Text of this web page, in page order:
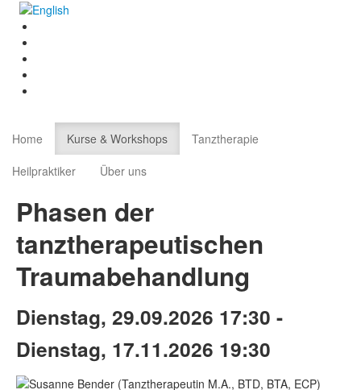
Home Kurse & Workshops
Tanztherapie
Heilpraktiker
Über uns
Phasen der
tanztherapeutischen
Traumabehandlung
Dienstag, 29.09.2026 17:30 -
Dienstag, 17.11.2026 19:30